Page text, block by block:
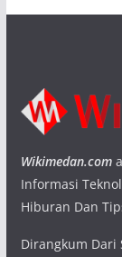
Wikimedan.com
Informasi
Hiburan Dan
Dirangkum Dari